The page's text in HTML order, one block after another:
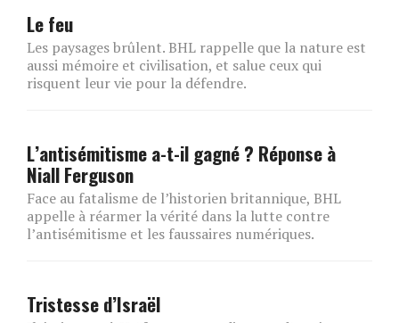
Le feu
Les paysages brûlent. BHL rappelle que la nature est
aussi mémoire et civilisation, et salue ceux qui
risquent leur vie pour la défendre.
L’antisémitisme a-t-il gagné ? Réponse à
Niall Ferguson
Face au fatalisme de l’historien britannique, BHL
appelle à réarmer la vérité dans la lutte contre
l’antisémitisme et les faussaires numériques.
Tristesse d’Israël